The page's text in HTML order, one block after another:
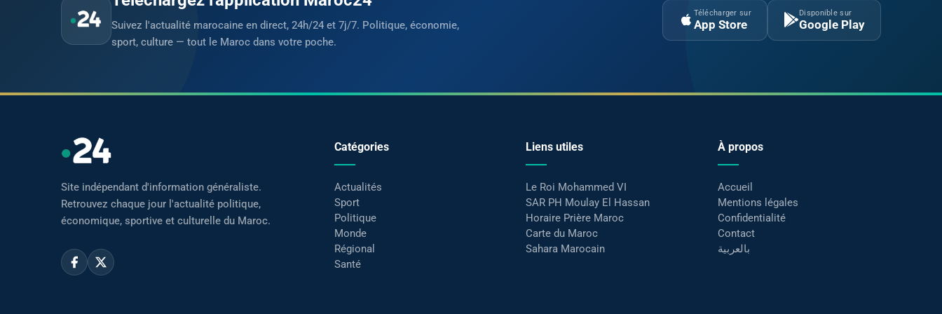
Suivez l'actualité marocaine en direct, 24h/24 et 7j/7. Politique, économie,
sport, culture — tout le Maroc dans votre poche.
Télécharger sur
App Store
Disponible sur
Google Play
Site indépendant d'information généraliste.
Retrouvez chaque jour l'actualité politique,
économique, sportive et culturelle du Maroc.
Catégories
Actualités
Sport
Politique
Monde
Régional
Santé
Liens utiles
Le Roi Mohammed VI
SAR PH Moulay El Hassan
Horaire Prière Maroc
Carte du Maroc
Sahara Marocain
À propos
Accueil
Mentions légales
Confidentialité
Contact
بالعربية